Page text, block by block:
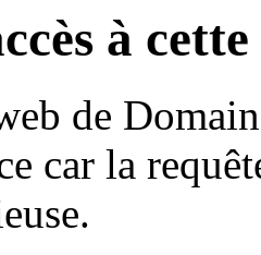
à
de
car la